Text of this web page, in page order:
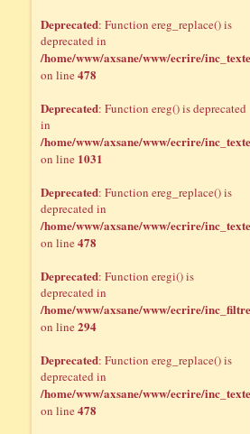
Deprecated: Function ereg_replace() is
deprecated in
/home/www/axsane/www/ecrire/
on line478
Deprecated: Function ereg() is deprecated
in
/home/www/axsane/www/ecrire/
on line 1031
Deprecated: Function ereg_replace() is
deprecated in
/home/www/axsane/www/ecrire/
on line478
Deprecated: Function eregi() is
deprecated in
/home/www/axsane/www/ecrire/
on line294
Deprecated: Function ereg_replace() is
deprecated in
/home/www/axsane/www/ecrire/
on line478